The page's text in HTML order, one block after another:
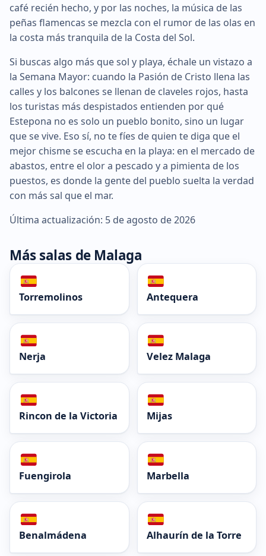
café recién hecho, y por las noches, la música de las
peñas flamencas se mezcla con el rumor de las olas en
la costa más tranquila de la Costa del Sol.
Si buscas algo más que sol y playa, échale un vistazo a
la Semana Mayor: cuando la Pasión de Cristo llena las
calles y los balcones se llenan de claveles rojos, hasta
los turistas más despistados entienden por qué
Estepona no es solo un pueblo bonito, sino un lugar
que se vive. Eso sí, no te fíes de quien te diga que el
mejor chisme se escucha en la playa: en el mercado de
abastos, entre el olor a pescado y a pimienta de los
puestos, es donde la gente del pueblo suelta la verdad
con más sal que el mar.
Última actualización: 5 de agosto de 2026
Más salas de Malaga
Torremolinos Antequera
Nerja Velez Malaga
Rincon de la Victoria Mijas
Fuengirola Marbella
Benalmádena Alhaurín de la Torre